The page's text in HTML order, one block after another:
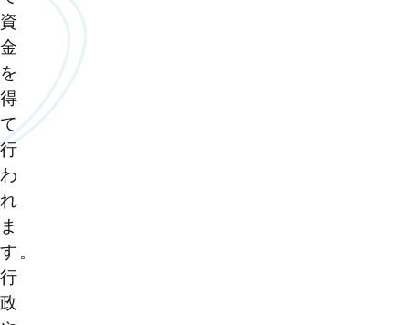
資
金
を
得
て
行
わ
れ
ま
す。
行
政